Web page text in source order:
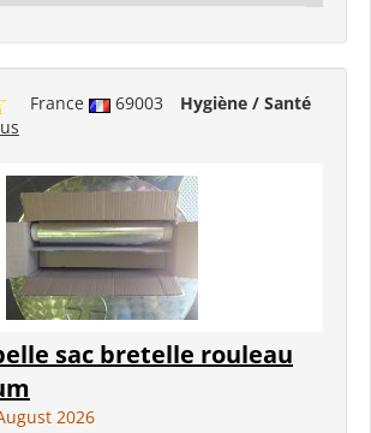
France 69003
Hygiène / Santé
sac bretelle rouleau
2026